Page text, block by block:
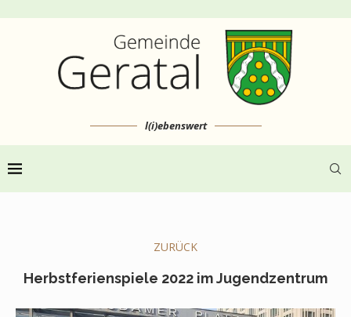
l(i)ebenswert
ZURÜCK
Herbstferienspiele 2022 im Jugendzentrum